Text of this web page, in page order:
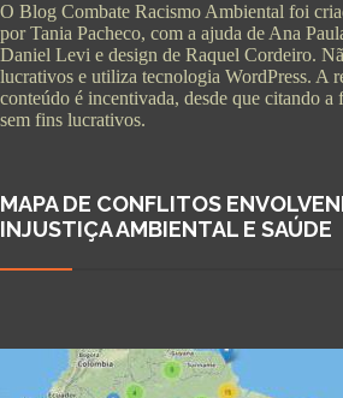
O Blog Combate Racismo Ambiental foi
por Tania Pacheco, com a ajuda de Ana
Daniel Levi e design de Raquel Cordeiro.
lucrativos e utiliza tecnologia WordPress. A
conteúdo é incentivada, desde que citando a
sem fins lucrativos.
MAPA DE CONFLITOS
INJUSTIÇA AMBIENTAL E SAÚDE